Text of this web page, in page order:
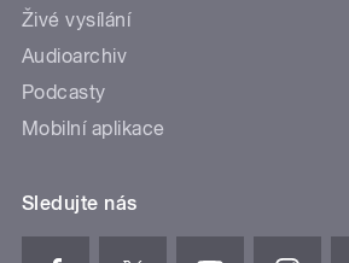
Živé vysílání
Audioarchiv
Podcasty
Mobilní aplikace
Sledujte nás